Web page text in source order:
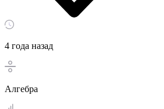
4 года назад
Алгебра